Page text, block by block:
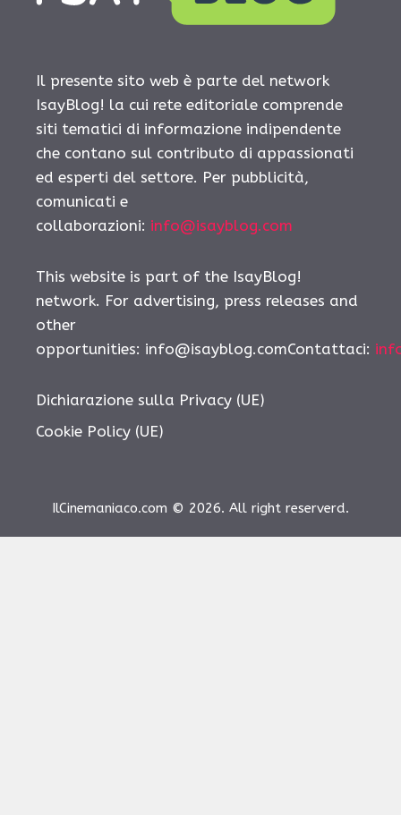
Il presente sito web è parte del network
IsayBlog! la cui rete editoriale comprende
siti tematici di informazione indipendente
che contano sul contributo di appassionati
ed esperti del settore. Per pubblicità,
comunicati e
collaborazioni: info@isayblog.com
This website is part of the IsayBlog!
network. For advertising, press releases and
other
opportunities: info@isayblog.comContattaci:
Dichiarazione sulla Privacy (UE)
Cookie Policy (UE)
IlCinemaniaco.com © 2026. All right reserverd.